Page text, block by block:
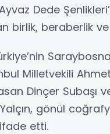
Dede
birlik, beraberlik
Milletvekili
Dinçer Subaşı
gönül
etti.